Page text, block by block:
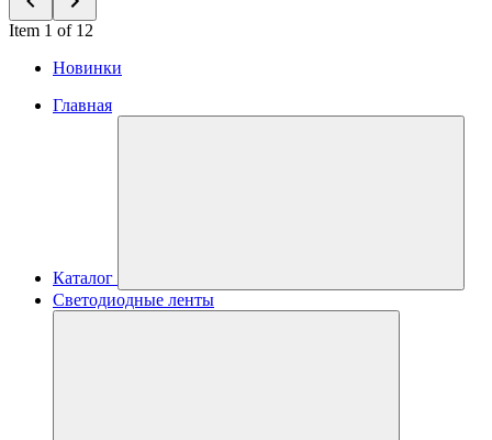
Item 1 of 12
Новинки
Главная
Каталог
Светодиодные ленты